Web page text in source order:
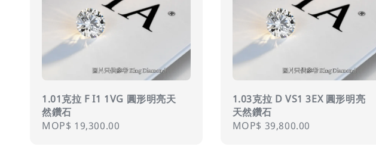
1.01克拉 F I1 1VG 圓形明亮天
然鑽石
Regular
MOP$ 19,300.00
1.03克拉 D VS1 3EX 圓形明亮
天然鑽石
Regular
MOP$ 39,800.00